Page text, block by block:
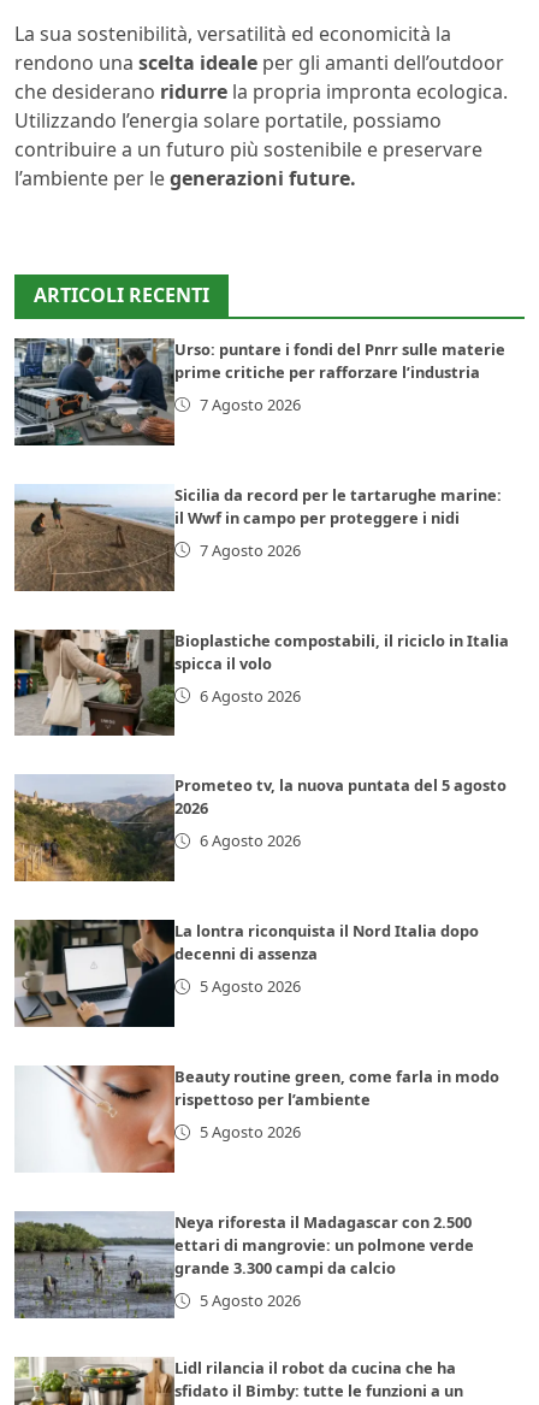
La sua sostenibilità, versatilità ed economicità la
rendono una scelta ideale per gli amanti dell’outdoor
che desiderano ridurre la propria impronta ecologica.
Utilizzando l’energia solare portatile, possiamo
contribuire a un futuro più sostenibile e preservare
l’ambiente per legenerazioni future.
ARTICOLI RECENTI
Urso: puntare i fondi del Pnrr sulle materie
prime critiche per rafforzare l’industria
7 Agosto 2026
Sicilia da record per le tartarughe marine:
il Wwf in campo per proteggere i nidi
7 Agosto 2026
Bioplastiche compostabili, il riciclo in Italia
spicca il volo
6 Agosto 2026
Prometeo tv, la nuova puntata del 5 agosto
2026
6 Agosto 2026
La lontra riconquista il Nord Italia dopo
decenni di assenza
5 Agosto 2026
Beauty routine green, come farla in modo
rispettoso per l’ambiente
5 Agosto 2026
Neya riforesta il Madagascar con 2.500
ettari di mangrovie: un polmone verde
grande 3.300 campi da calcio
5 Agosto 2026
Lidl rilancia il robot da cucina che ha
sfidato il Bimby: tutte le funzioni a un